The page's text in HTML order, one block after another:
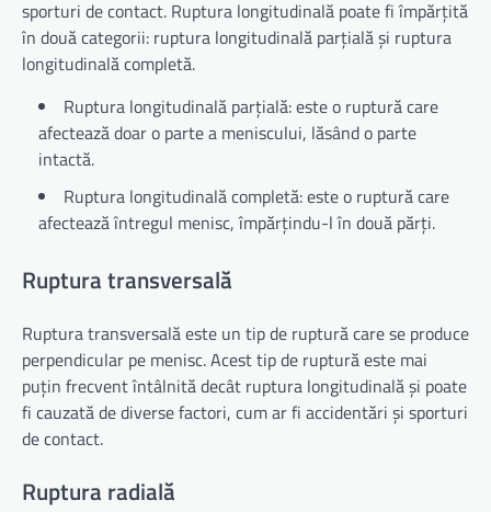
sporturi de contact. Ruptura longitudinală poate fi împărțită
în două categorii: ruptura longitudinală parțială și ruptura
longitudinală completă.
Ruptura longitudinală parțială: este o ruptură care
afectează doar o parte a meniscului, lăsând o parte
intactă.
Ruptura longitudinală completă: este o ruptură care
afectează întregul menisc, împărțindu-l în două părți.
Ruptura transversală
Ruptura transversală este un tip de ruptură care se produce
perpendicular pe menisc. Acest tip de ruptură este mai
puțin frecvent întâlnită decât ruptura longitudinală și poate
fi cauzată de diverse factori, cum ar fi accidentări și sporturi
de contact.
Ruptura radială